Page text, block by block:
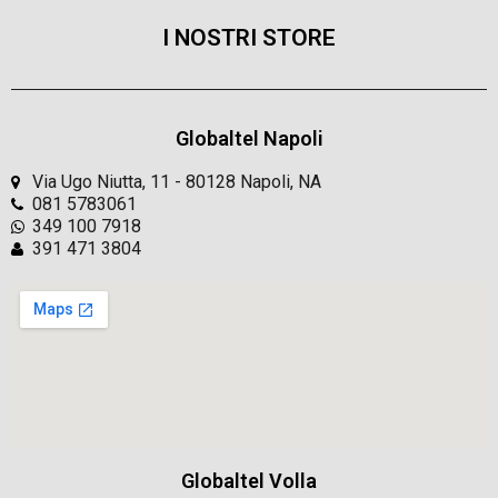
I NOSTRI STORE
Globaltel Napoli
Via Ugo Niutta, 11 - 80128 Napoli, NA
081 5783061
349 100 7918
391 471 3804
Globaltel Volla